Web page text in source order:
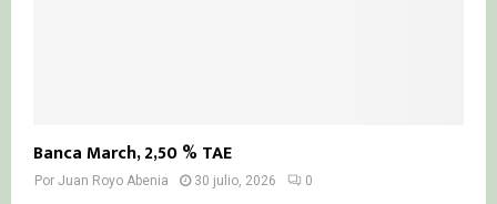
Banca March, 2,50 % TAE
Por Juan Royo Abenia 30 julio, 2026 0